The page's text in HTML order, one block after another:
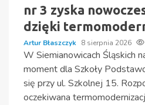
nr 3 zyska
dzięki
Artur Błaszczyk 8 sierpnia 2026
W Siemianowicach Śląskich
moment dla Szkoły
się przy ul. Szkolnej 15.
oczekiwana